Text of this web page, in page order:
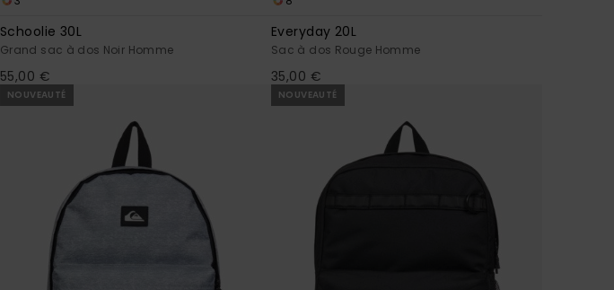
Schoolie 30L
Grand sac à dos Noir Homme
55,00 €
Everyday 20L
Sac à dos Rouge Homme
35,00 €
NOUVEAUTÉ NOUVEAUTÉ